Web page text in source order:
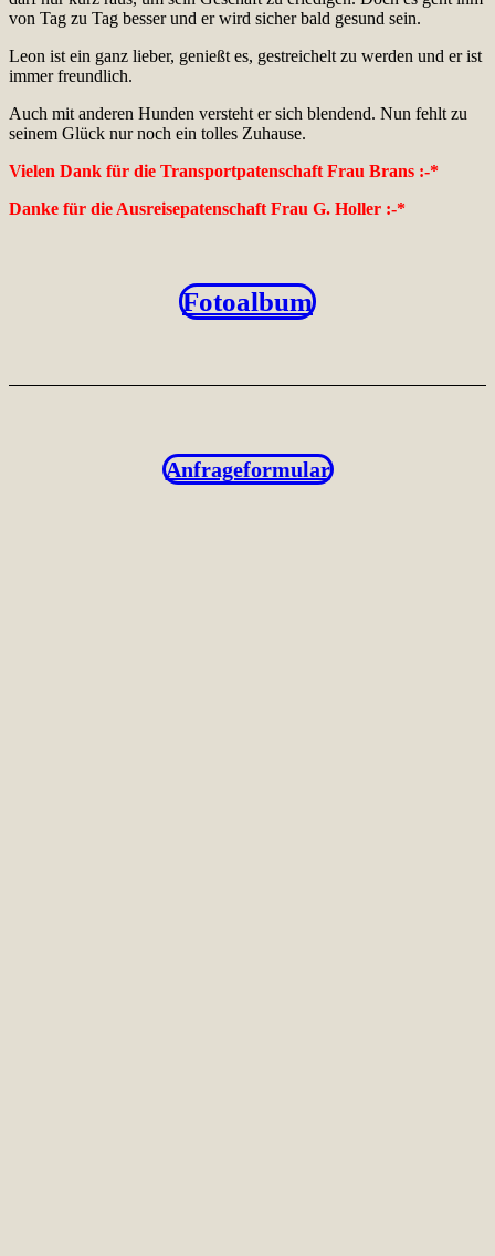
von Tag zu Tag besser und er wird sicher bald gesund sein.
Leon ist ein ganz lieber, genießt es, gestreichelt zu werden und er ist
immer freundlich.
Auch mit anderen Hunden versteht er sich blendend. Nun fehlt zu
seinem Glück nur noch ein tolles Zuhause.
Vielen Dank für die Transportpatenschaft Frau Brans :-*
Danke für die Ausreisepatenschaft Frau G. Holler :-*
Fotoalbum
Anfrageformular